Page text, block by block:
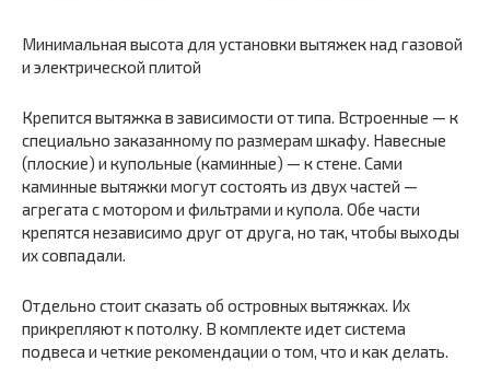
Минимальная высота для установки вытяжек над газовой
и электрической плитой
Крепится вытяжка в зависимости от типа. Встроенные — к
специально заказанному по размерам шкафу. Навесные
(плоские) и купольные (каминные) — к стене. Сами
каминные вытяжки могут состоять из двух частей —
агрегата с мотором и фильтрами и купола. Обе части
крепятся независимо друг от друга, но так, чтобы выходы
их совпадали.
Отдельно стоит сказать об островных вытяжках. Их
прикрепляют к потолку. В комплекте идет система
подвеса и четкие рекомендации о том, что и как делать.